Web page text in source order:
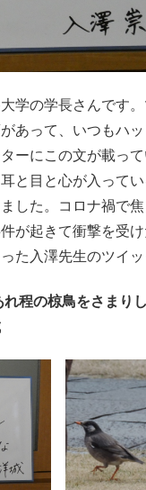
学の学長さんです
あって、いつもハッ
ーにこの文が載って
耳と目と心が入って
した。コロナ禍で
が起きて衝撃を受け
た入澤先生のツイッ
れ程の椋鳥をさまり